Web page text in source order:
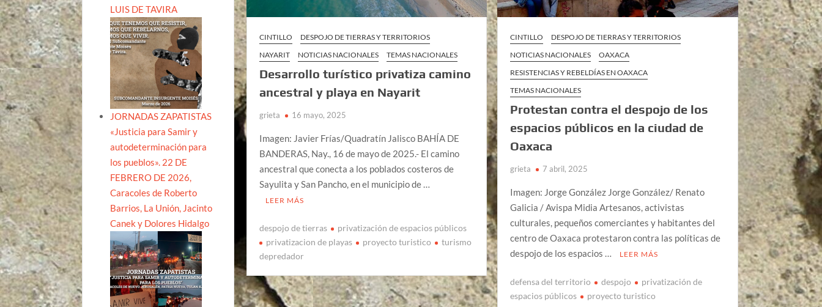
CINTILLO
DESPOJO DE TIERRAS Y TERRITORIOS
NAYARIT
NOTICIAS NACIONALES TEMAS NACIONALES
Desarrollo turístico privatiza camino
ancestral y playa en Nayarit
grieta 16 mayo, 2025
Imagen: Javier Frías/Quadratín Jalisco BAHÍA DE
BANDERAS, Nay., 16 de mayo de 2025.- El camino
ancestral que conecta a los poblados costeros de
Sayulita y San Pancho, en el municipio de …
LEER MÁS
despojo de tierras
privatización de espacios públicos
privatizacion de playas
proyecto turistico
turismo
depredador
CINTILLO
DESPOJO DE TIERRAS Y TERRITORIOS
NOTICIAS NACIONALES
OAXACA
RESISTENCIAS Y REBELDÍAS EN OAXACA
TEMAS NACIONALES
Protestan contra el despojo de los
espacios públicos en la ciudad de
Oaxaca
grieta 7 abril, 2025
Imagen: Jorge González Jorge González/ Renato
Galicia / Avispa Midia Artesanos, activistas
culturales, pequeños comerciantes y habitantes del
centro de Oaxaca protestaron contra las políticas de
despojo de los espacios …
LEER MÁS
defensa del territorio despojo
privatización de
espacios públicos
proyecto turistico
LUIS DE TAVIRA
JORNADAS ZAPATISTAS
«Justicia para Samir y
autodeterminación para
los pueblos». 22 DE
FEBRERO DE 2026,
Caracoles de Roberto
Barrios, La Unión, Jacinto
Canek y Dolores Hidalgo